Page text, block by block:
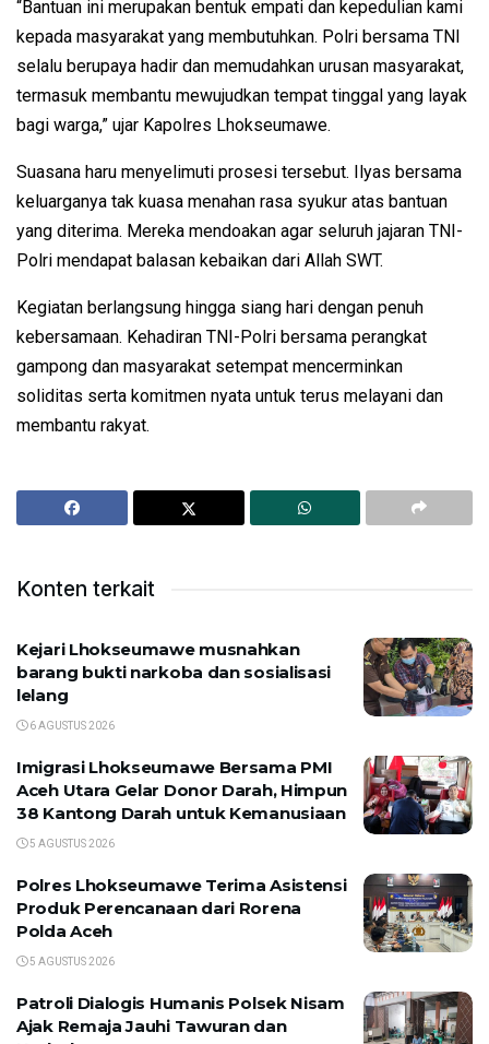
“Bantuan ini merupakan bentuk empati dan kepedulian kami
kepada masyarakat yang membutuhkan. Polri bersama TNI
selalu berupaya hadir dan memudahkan urusan masyarakat,
termasuk membantu mewujudkan tempat tinggal yang layak
bagi warga,” ujar Kapolres Lhokseumawe.
Suasana haru menyelimuti prosesi tersebut. Ilyas bersama
keluarganya tak kuasa menahan rasa syukur atas bantuan
yang diterima. Mereka mendoakan agar seluruh jajaran TNI-
Polri mendapat balasan kebaikan dari Allah SWT.
Kegiatan berlangsung hingga siang hari dengan penuh
kebersamaan. Kehadiran TNI-Polri bersama perangkat
gampong dan masyarakat setempat mencerminkan
soliditas serta komitmen nyata untuk terus melayani dan
membantu rakyat.
Konten terkait
Kejari Lhokseumawe musnahkan
barang bukti narkoba dan sosialisasi
lelang
6 AGUSTUS 2026
Imigrasi Lhokseumawe Bersama PMI
Aceh Utara Gelar Donor Darah, Himpun
38 Kantong Darah untuk Kemanusiaan
5 AGUSTUS 2026
Polres Lhokseumawe Terima Asistensi
Produk Perencanaan dari Rorena
Polda Aceh
5 AGUSTUS 2026
Patroli Dialogis Humanis Polsek Nisam
Ajak Remaja Jauhi Tawuran dan